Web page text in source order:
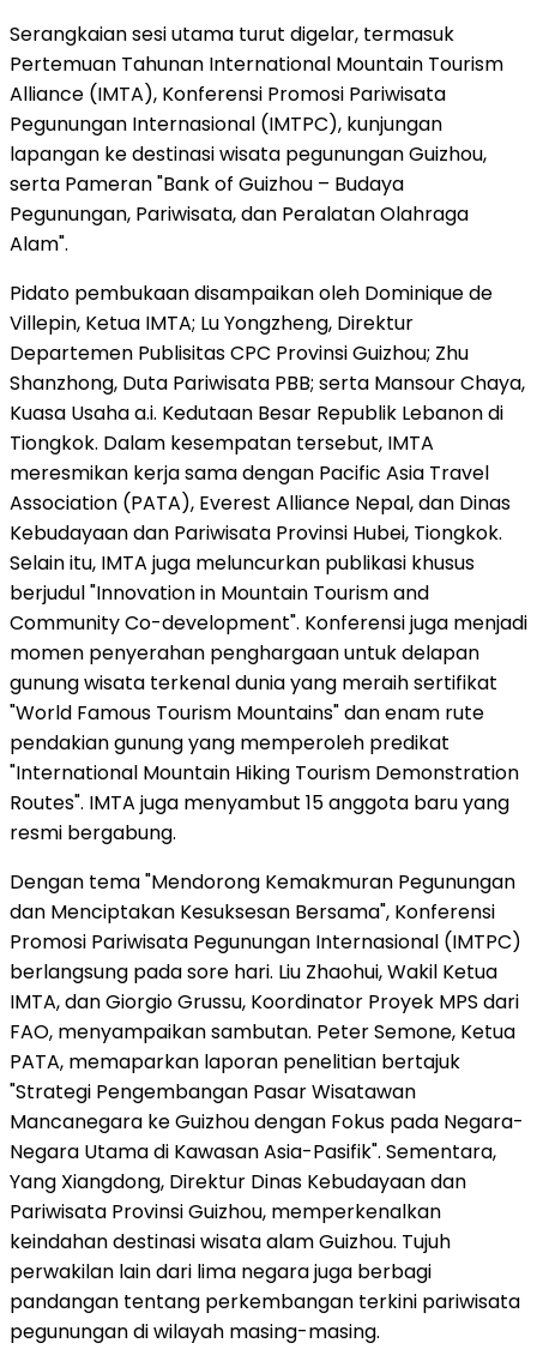
Serangkaian sesi utama turut digelar, termasuk
Pertemuan Tahunan International Mountain Tourism
Alliance (IMTA), Konferensi Promosi Pariwisata
Pegunungan Internasional (IMTPC), kunjungan
lapangan ke destinasi wisata pegunungan Guizhou,
serta Pameran "Bank of Guizhou – Budaya
Pegunungan, Pariwisata, dan Peralatan Olahraga
Alam".
Pidato pembukaan disampaikan oleh Dominique de
Villepin, Ketua IMTA; Lu Yongzheng, Direktur
Departemen Publisitas CPC Provinsi Guizhou; Zhu
Shanzhong, Duta Pariwisata PBB; serta Mansour Chaya,
Kuasa Usaha a.i. Kedutaan Besar Republik Lebanon di
Tiongkok. Dalam kesempatan tersebut, IMTA
meresmikan kerja sama dengan Pacific Asia Travel
Association (PATA), Everest Alliance Nepal, dan Dinas
Kebudayaan dan Pariwisata Provinsi Hubei, Tiongkok.
Selain itu, IMTA juga meluncurkan publikasi khusus
berjudul "Innovation in Mountain Tourism and
Community Co-development". Konferensi juga menjadi
momen penyerahan penghargaan untuk delapan
gunung wisata terkenal dunia yang meraih sertifikat
"World Famous Tourism Mountains" dan enam rute
pendakian gunung yang memperoleh predikat
"International Mountain Hiking Tourism Demonstration
Routes". IMTA juga menyambut 15 anggota baru yang
resmi bergabung.
Dengan tema "Mendorong Kemakmuran Pegunungan
dan Menciptakan Kesuksesan Bersama", Konferensi
Promosi Pariwisata Pegunungan Internasional (IMTPC)
berlangsung pada sore hari. Liu Zhaohui, Wakil Ketua
IMTA, dan Giorgio Grussu, Koordinator Proyek MPS dari
FAO, menyampaikan sambutan. Peter Semone, Ketua
PATA, memaparkan laporan penelitian bertajuk
"Strategi Pengembangan Pasar Wisatawan
Mancanegara ke Guizhou dengan Fokus pada Negara-
Negara Utama di Kawasan Asia-Pasifik". Sementara,
Yang Xiangdong, Direktur Dinas Kebudayaan dan
Pariwisata Provinsi Guizhou, memperkenalkan
keindahan destinasi wisata alam Guizhou. Tujuh
perwakilan lain dari lima negara juga berbagi
pandangan tentang perkembangan terkini pariwisata
pegunungan di wilayah masing-masing.